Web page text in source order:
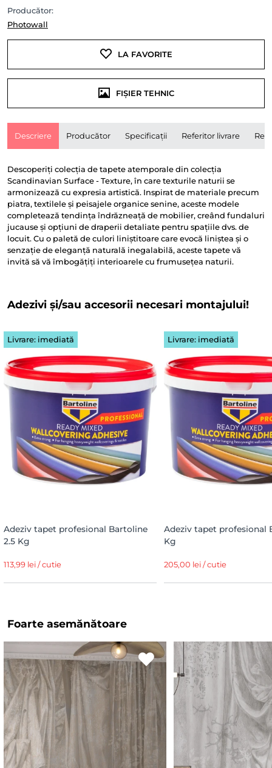
Producător:
Photowall
LA FAVORITE
FIȘIER TEHNIC
Descriere Producător Specificații Referitor livrare
Descoperiți colecția de tapete atemporale din colecția
Scandinavian Surface - Texture, în care texturile naturii se
armonizează cu expresia artistică. Inspirat de materiale precum
piatra, textilele și peisajele organice senine, aceste modele
completează tendința îndrăzneață de mobilier, creând fundaluri
jucause și opțiuni de draperii detaliate pentru spațiile dvs. de
locuit. Cu o paletă de culori liniștitoare care evocă liniștea și o
senzație de eleganță naturală inegalabilă, aceste tapete vă
invită să vă îmbogățiți interioarele cu frumusețea naturii.
Adezivi și/sau accesorii necesari montajului!
Livrare: imediată
Adeziv tapet profesional Bartoline
2.5 Kg
113,99 lei / cutie
Livrare: imediată
Adeziv tapet profesional
Kg
205,00 lei / cutie
Foarte asemănătoare